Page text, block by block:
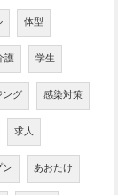
体型
護 学生
ング 感染対策
求人
あおたけ